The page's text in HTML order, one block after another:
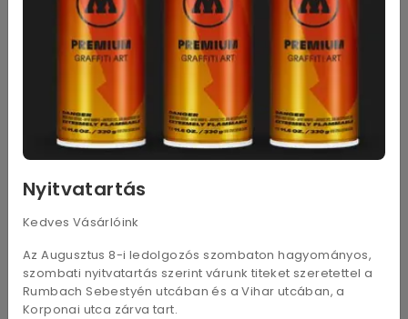
Nyitvatartás
Kedves Vásárlóink
Az Augusztus 8-i ledolgozós szombaton hagyományos,
szombati nyitvatartás szerint várunk titeket szeretettel a
Rumbach Sebestyén utcában és a Vihar utcában, a
Korponai utca zárva tart.
LBB-50B 50db
10 610Ft
1 810Ft